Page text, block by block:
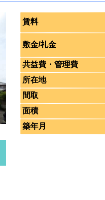
賃料
敷金/礼金
共益費・管理費
所在地
間取
面積
築年月